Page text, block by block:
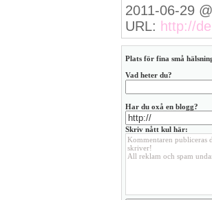
2011-06-29
URL: http://
Plats för fina små
Vad heter du?
Har du oxå en blogg?
Skriv nått kul här: